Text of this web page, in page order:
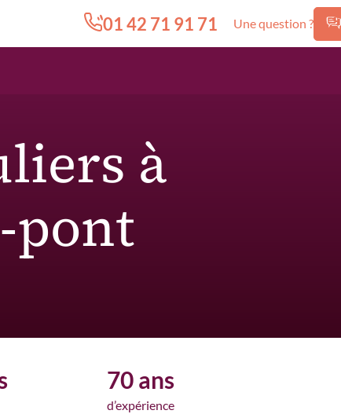
01 42 71 91 71 Une question ?
à
pont
70 ans
d’expérience